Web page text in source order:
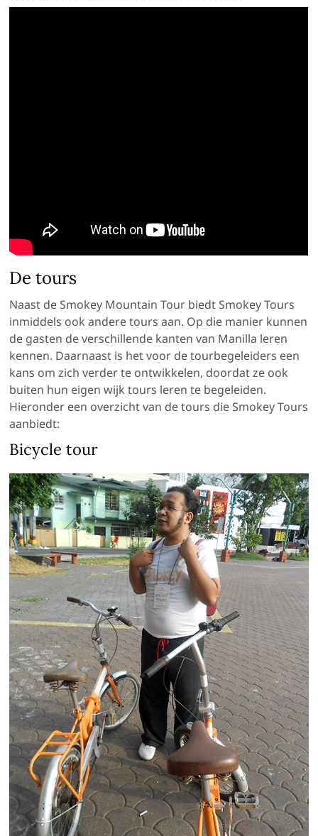
De tours
Naast de Smokey Mountain Tour biedt Smokey Tours
inmiddels ook andere tours aan. Op die manier kunnen
de gasten de verschillende kanten van Manilla leren
kennen. Daarnaast is het voor de tourbegeleiders een
kans om zich verder te ontwikkelen, doordat ze ook
buiten hun eigen wijk tours leren te begeleiden.
Hieronder een overzicht van de tours die Smokey Tours
aanbiedt:
Bicycle tour